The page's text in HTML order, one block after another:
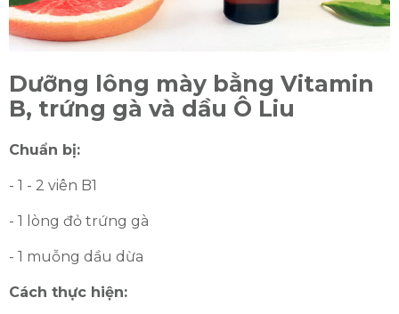
Dưỡng lông mày bằng Vitamin
B, trứng gà và dầu Ô Liu
Chuẩn bị:
- 1 - 2 viên B1
- 1 lòng đỏ trứng gà
- 1 muỗng dầu dừa
Cách thực hiện: